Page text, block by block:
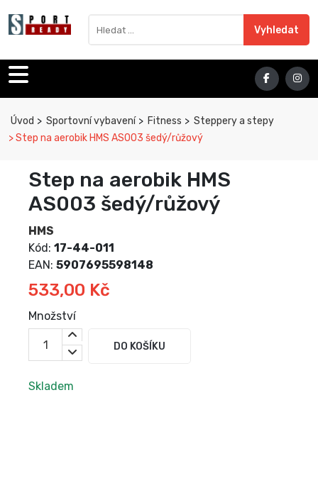
Sport Ready
Vyhledat
Úvod Sportovní vybavení Fitness
Steppery a stepy
Step na aerobik HMS AS003 šedý/růžový
Step na aerobik HMS
AS003 šedý/růžový
HMS
Kód: 17-44-011
EAN: 5907695598148
533,00 Kč
Množství
DO KOŠÍKU
Skladem